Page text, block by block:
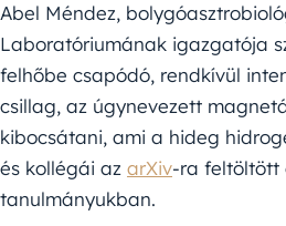
Abel Méndez,
Laboratóriumának igazgatója
felhőbe csapódó, rendkívül
csillag, az úgynevezett
kibocsátani, ami a hideg
és kollégái az arXiv-ra feltöltött
tanulmányukban.